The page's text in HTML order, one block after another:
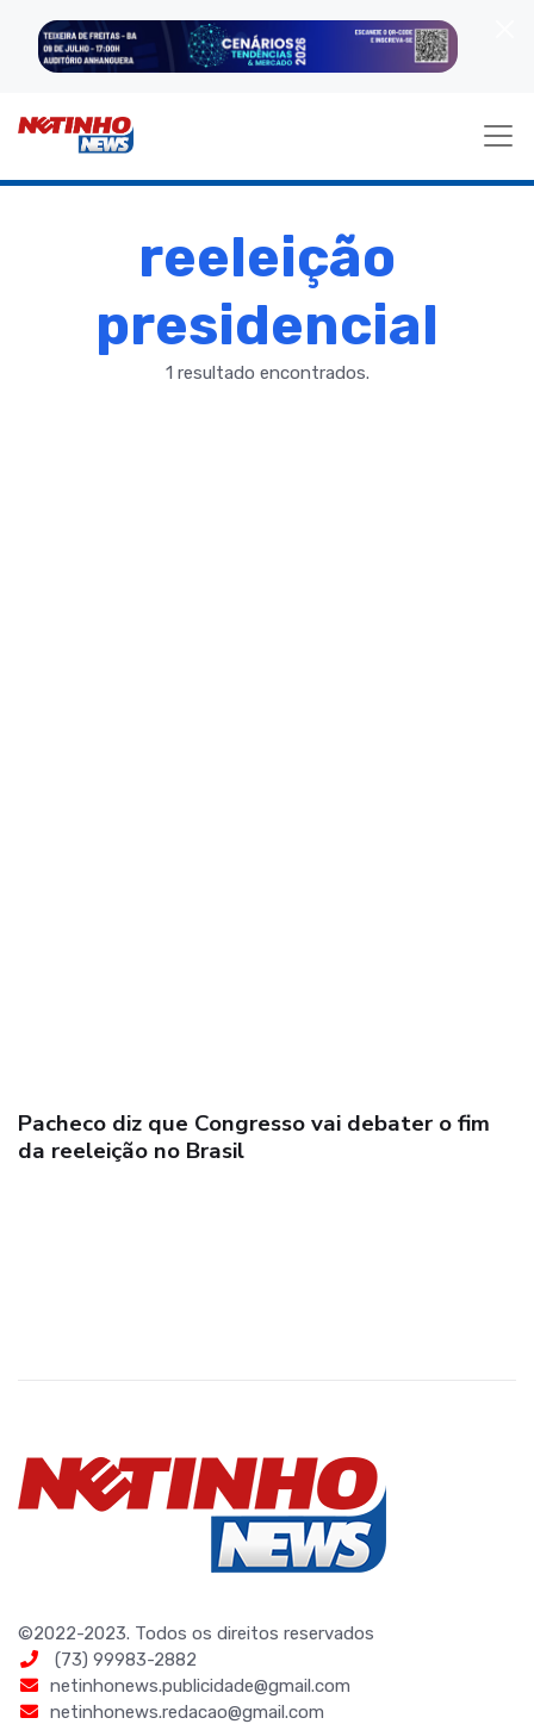
reeleição
presidencial
1 resultado encontrados.
Pacheco diz que Congresso vai debater o fim
da reeleição no Brasil
©2022-2023. Todos os direitos reservados
(73) 99983-2882
netinhonews.publicidade@gmail.com
netinhonews.redacao@gmail.com